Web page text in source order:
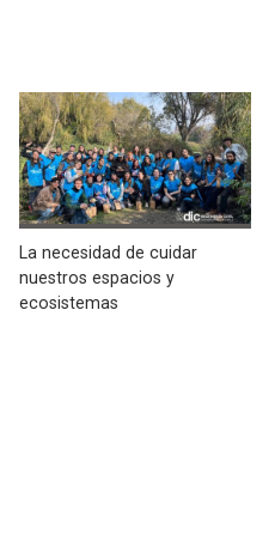
La necesidad de cuidar
nuestros espacios y
ecosistemas